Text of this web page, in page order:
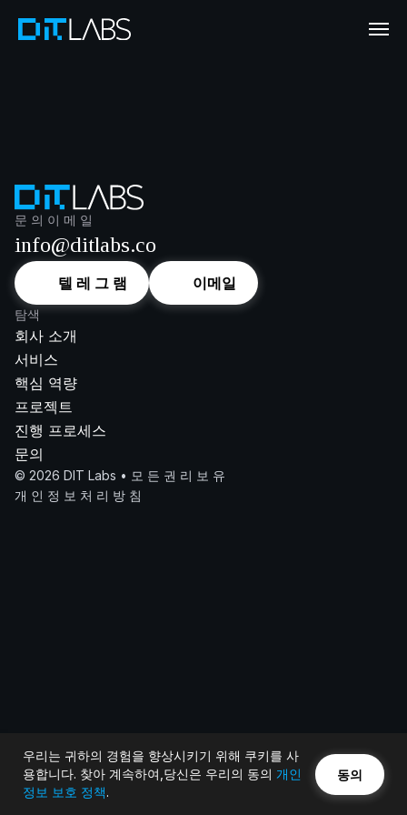
문의하기
문 의 이 메 일
info@ditlabs.co
텔 레 그 램 이메일
탐색
회사 소개
서비스
핵심 역량
프로젝트
진행 프로세스
문의
© 2026 DIT Labs • 모 든 권 리 보 유
개 인 정 보 처 리 방 침
우리는 귀하의 경험을 향상시키기 위해 쿠키를 사
용합니다. 찾아 계속하여,당신은 우리의 동의 개인
정보 보호 정책.
동의